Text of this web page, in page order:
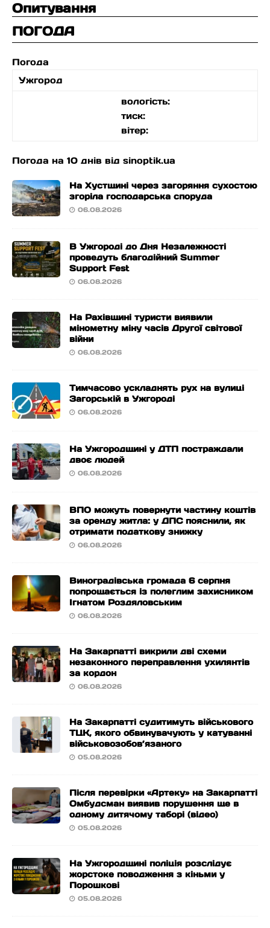
Опитування
ПОГОДА
Погода
Ужгород
вологість:
тиск:
вітер:
Погода на 10 днів від sinoptik.ua
На Хустщині через загоряння сухостою
згоріла господарська споруда
06.08.2026
В Ужгороді до Дня Незалежності
проведуть благодійний Summer
Support Fest
06.08.2026
На Рахівщині туристи виявили
мінометну міну часів Другої світової
війни
06.08.2026
Тимчасово ускладнять рух на вулиці
Загорській в Ужгороді
06.08.2026
На Ужгородщині у ДТП постраждали
двоє людей
06.08.2026
ВПО можуть повернути частину коштів
за оренду житла: у ДПС пояснили, як
отримати податкову знижку
06.08.2026
Виноградівська громада 6 серпня
попрощається із полеглим захисником
Ігнатом Роздяловським
06.08.2026
На Закарпатті викрили дві схеми
незаконного переправлення ухилянтів
за кордон
06.08.2026
На Закарпатті судитимуть військового
ТЦК, якого обвинувачують у катуванні
військовозобов’язаного
05.08.2026
Після перевірки «Артеку» на Закарпатті
Омбудсман виявив порушення ще в
одному дитячому таборі (відео)
05.08.2026
На Ужгородщині поліція розслідує
жорстоке поводження з кіньми у
Порошкові
05.08.2026